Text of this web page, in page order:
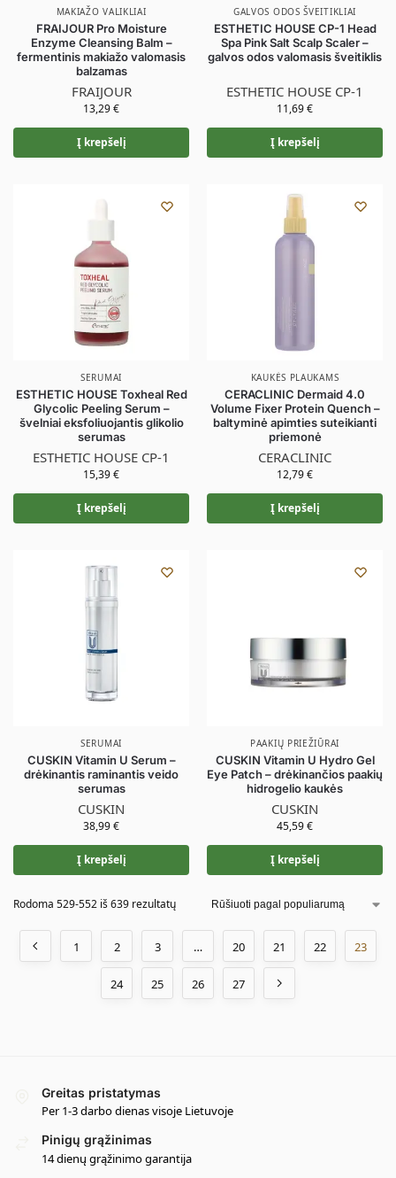
MAKIAŽO VALIKLIAI
FRAIJOUR Pro Moisture
Enzyme Cleansing Balm –
fermentinis makiažo valomasis
balzamas
FRAIJOUR
13,29€
Į krepšelį
GALVOS ODOS ŠVEITIKLIAI
ESTHETIC HOUSE CP-1 Head
Spa Pink Salt Scalp Scaler –
galvos odos valomasis šveitiklis
ESTHETIC HOUSE CP-1
11,69€
Į krepšelį
SERUMAI
ESTHETIC HOUSE Toxheal Red
Glycolic Peeling Serum –
švelniai eksfoliuojantis glikolio
serumas
ESTHETIC HOUSE CP-1
15,39€
Į krepšelį
KAUKĖS PLAUKAMS
CERACLINIC Dermaid 4.0
Volume Fixer Protein Quench –
baltyminė apimties suteikianti
priemonė
CERACLINIC
12,79€
Į krepšelį
SERUMAI
CUSKIN Vitamin U Serum –
drėkinantis raminantis veido
serumas
CUSKIN
38,99€
Į krepšelį
PAAKIŲ PRIEŽIŪRAI
CUSKIN Vitamin U Hydro Gel
Eye Patch – drėkinančios paakių
hidrogelio kaukės
CUSKIN
45,59€
Į krepšelį
Rodoma 529-552 iš 639 rezultatų
1 2 3 … 20 21 22 23
24 25 26 27
Greitas pristatymas
Per 1-3 darbo dienas visoje Lietuvoje
Pinigų grąžinimas
14 dienų grąžinimo garantija